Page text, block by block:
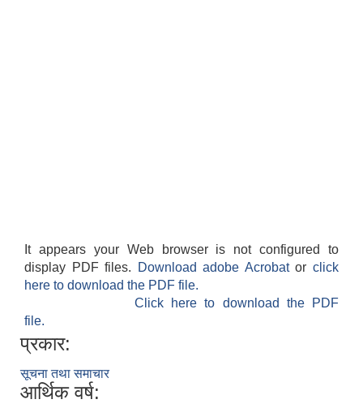
It appears your Web browser is not configured to
display PDF files.
Download adobe Acrobatorclick
here to download the PDF file.
Click here to download the PDF
file.
प्रकार:
सूचना तथा समाचार
आर्थिक वर्ष: